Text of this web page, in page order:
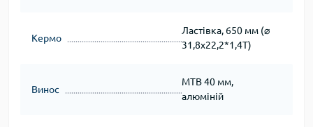
Кермо
Ластівка, 650 мм (⌀
31,8х22,2*1,4Т)
Винос
МТВ 40 мм,
алюміній